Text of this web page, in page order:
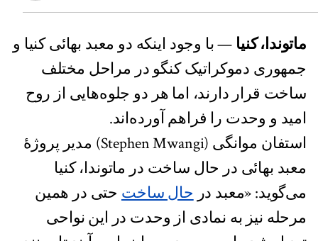
ماتوندا، کنیا — با وجود اینکه دو معبد بهائی کنیا و
جمهوری دموکراتیک کنگو در مراحل مختلف
ساخت قرار دارند، اما هر دو جلوه‌هایی از روح
امید و وحدت را فراهم آورده‌اند.
استفان موانگی (Stephen Mwangi) مدیر پروژهٔ
معبد بهائی در حال ساخت در ماتوندا، کنیا
می‌گوید: «معبد در حال ساخت حتی در همین
مرحله نیز به نمادی از وحدت در این نواحی